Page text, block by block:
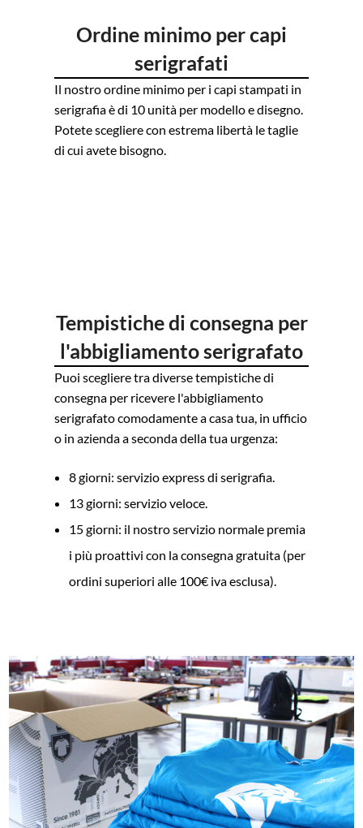
Ordine minimo per capi
serigrafati
Il nostro ordine minimo per i capi stampati in
serigrafia è di 10 unità per modello e disegno.
Potete scegliere con estrema libertà le taglie
di cui avete bisogno.
Tempistiche di consegna per
l'abbigliamento serigrafato
Puoi scegliere tra diverse tempistiche di
consegna per ricevere l'abbigliamento
serigrafato comodamente a casa tua, in ufficio
o in azienda a seconda della tua urgenza:
8 giorni: servizio express di serigrafia.
13 giorni: servizio veloce.
15 giorni: il nostro servizio normale premia
i più proattivi con la consegna gratuita (per
ordini superiori alle 100€ iva esclusa).